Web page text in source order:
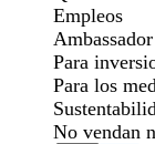
Empleos
Para
Para los
No vendan